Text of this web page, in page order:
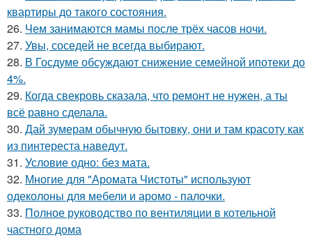
квартиры до такого состояния.
26. Чем занимаются мамы после трёх часов ночи.
27. Увы, соседей не всегда выбирают.
28. В Госдуме обсуждают снижение семейной ипотеки до
4%.
29. Когда свекровь сказала, что ремонт не нужен, а ты
всё равно сделала.
30. Дай зумерам обычную бытовку, они и там красоту как
из пинтереста наведут.
31. Условие одно: без мата.
32. Многие для "Аромата Чистоты" используют
одеколоны для мебели и аромо - палочки.
33. Полное руководство по вентиляции в котельной
частного дома